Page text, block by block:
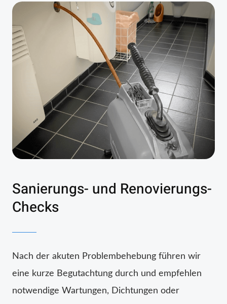
Sanierungs- und Renovierungs-
Checks
Nach der akuten Problembehebung führen wir
eine kurze Begutachtung durch und empfehlen
notwendige Wartungen, Dichtungen oder